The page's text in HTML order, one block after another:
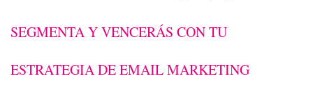
SEGMENTA Y VENCERÁS CON TU
ESTRATEGIA DE EMAIL MARKETING